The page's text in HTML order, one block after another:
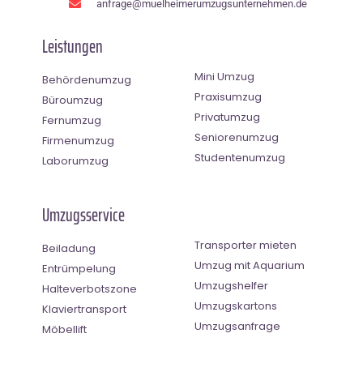
anfrage@muelheimerumzugsunternehmen.de
Leistungen
Behördenumzug
Büroumzug
Fernumzug
Firmenumzug
Laborumzug
Mini Umzug
Praxisumzug
Privatumzug
Seniorenumzug
Studentenumzug
Umzugsservice
Beiladung
Entrümpelung
Halteverbotszone
Klaviertransport
Möbellift
Transporter mieten
Umzug mit Aquarium
Umzugshelfer
Umzugskartons
Umzugsanfrage